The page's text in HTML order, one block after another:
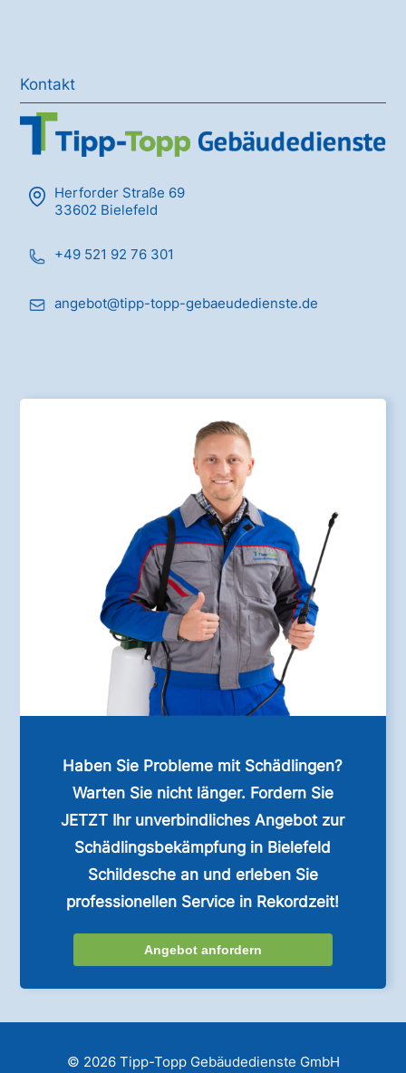
Kontakt
Herforder Straße 69
33602 Bielefeld
+49 521 92 76 301
angebot@tipp-topp-gebaeudedienste.de
Haben Sie Probleme mit Schädlingen?
Warten Sie nicht länger. Fordern Sie
JETZT Ihr unverbindliches Angebot zur
Schädlingsbekämpfung in Bielefeld
Schildesche an und erleben Sie
professionellen Service in Rekordzeit!
Angebot anfordern
© 2026 Tipp-Topp Gebäudedienste GmbH